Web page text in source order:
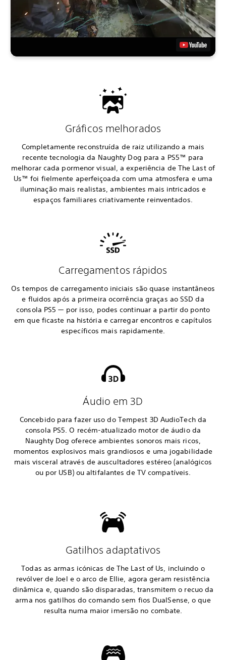
Gráficos melhorados
Completamente reconstruída de raiz utilizando a mais
recente tecnologia da Naughty Dog para a PS5™ para
melhorar cada pormenor visual, a experiência de The Last of
Us™ foi fielmente aperfeiçoada com uma atmosfera e uma
iluminação mais realistas, ambientes mais intricados e
espaços familiares criativamente reinventados.
Carregamentos rápidos
Os tempos de carregamento iniciais são quase instantâneos
e fluidos após a primeira ocorrência graças ao SSD da
consola PS5 — por isso, podes continuar a partir do ponto
em que ficaste na história e carregar encontros e capítulos
específicos mais rapidamente.
Áudio em 3D
Concebido para fazer uso do Tempest 3D AudioTech da
consola PS5. O recém-atualizado motor de áudio da
Naughty Dog oferece ambientes sonoros mais ricos,
momentos explosivos mais grandiosos e uma jogabilidade
mais visceral através de auscultadores estéreo (analógicos
ou por USB) ou altifalantes de TV compatíveis.
Gatilhos adaptativos
Todas as armas icónicas de The Last of Us, incluindo o
revólver de Joel e o arco de Ellie, agora geram resistência
dinâmica e, quando são disparadas, transmitem o recuo da
arma nos gatilhos do comando sem fios DualSense, o que
resulta numa maior imersão no combate.